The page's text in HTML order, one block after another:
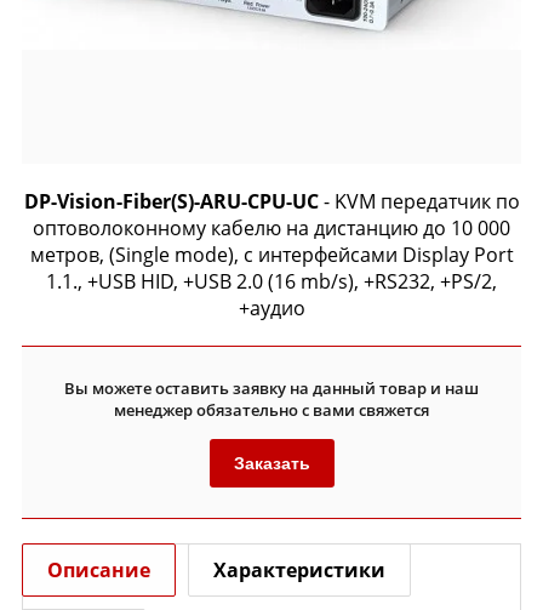
DP-Vision-Fiber(S)-ARU-CPU-UC- KVM передатчик по
оптоволоконному кабелю на дистанцию до 10 000
метров, (Single mode), с интерфейсами Display Port
1.1., +USB HID, +USB 2.0 (16 mb/s), +RS232, +PS/2,
+аудио
Вы можете оставить заявку на данный товар и наш
менеджер обязательно с вами свяжется
Заказать
Описание Характеристики